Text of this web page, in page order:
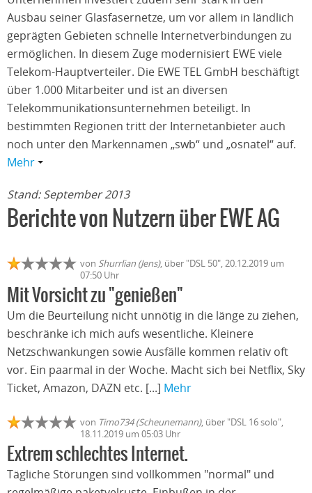
Ausbau seiner Glasfasernetze, um vor allem in ländlich
geprägten Gebieten schnelle Internetverbindungen zu
ermöglichen. In diesem Zuge modernisiert EWE viele
Telekom-Hauptverteiler. Die EWE TEL GmbH beschäftigt
über 1.000 Mitarbeiter und ist an diversen
Telekommunikationsunternehmen beteiligt. In
bestimmten Regionen tritt der Internetanbieter auch
noch unter den Markennamen „swb“ und „osnatel“ auf.
Mehr
Stand: September 2013
Berichte von Nutzern über EWE AG
von Shurrlian (Jens), über "DSL 50", 20.12.2019 um
07:50 Uhr
Mit Vorsicht zu "genießen"
Um die Beurteilung nicht unnötig in die länge zu ziehen,
beschränke ich mich aufs wesentliche. Kleinere
Netzschwankungen sowie Ausfälle kommen relativ oft
vor. Ein paarmal in der Woche. Macht sich bei Netflix, Sky
Ticket, Amazon, DAZN etc. [...] Mehr
von Timo734 (Scheunemann), über "DSL 16 solo",
18.11.2019 um 05:03 Uhr
Extrem schlechtes Internet.
Tägliche Störungen sind vollkommen "normal" und